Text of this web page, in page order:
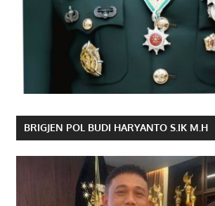
BRIGJEN POL BUDI HARYANTO S.IK M.H